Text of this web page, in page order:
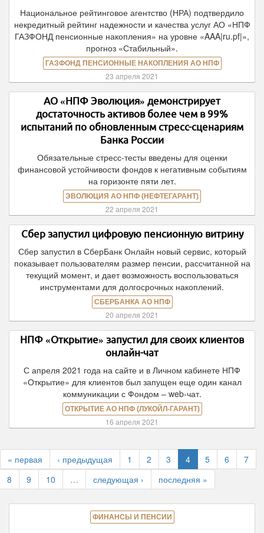
Национальное рейтинговое агентство (НРА) подтвердило
некредитный рейтинг надежности и качества услуг АО «НПФ
ГАЗФОНД пенсионные накопления» на уровне «AAA|ru.pf|»,
прогноз «Стабильный».
ГАЗФОНД ПЕНСИОННЫЕ НАКОПЛЕНИЯ АО НПФ
23 апреля 2021
АО «НПФ Эволюция» демонстрирует
достаточность активов более чем в 99%
испытаний по обновленным стресс-сценариям
Банка России
Обязательные стресс-тесты введены для оценки
финансовой устойчивости фондов к негативным событиям
на горизонте пяти лет.
ЭВОЛЮЦИЯ АО НПФ (НЕФТЕГАРАНТ)
22 апреля 2021
Сбер запустил цифровую пенсионную витрину
Сбер запустил в СберБанк Онлайн новый сервис, который
показывает пользователям размер пенсии, рассчитанной на
текущий момент, и дает возможность воспользоваться
инструментами для долгосрочных накоплений.
СБЕРБАНКА АО НПФ
20 апреля 2021
НПФ «Открытие» запустил для своих клиентов
онлайн-чат
С апреля 2021 года на сайте и в Личном кабинете НПФ
«Открытие» для клиентов был запущен еще один канал
коммуникации с Фондом – web-чат.
ОТКРЫТИЕ АО НПФ (ЛУКОЙЛ-ГАРАНТ)
16 апреля 2021
« первая ‹ предыдущая 1 2 3 4 5 6
7
8
9 10 … следующая › последняя »
ФИНАНСЫ И ПЕНСИИ